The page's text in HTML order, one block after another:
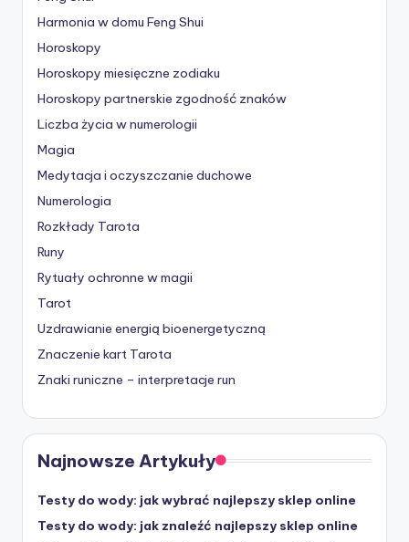
Harmonia w domu Feng Shui
Horoskopy
Horoskopy miesięczne zodiaku
Horoskopy partnerskie zgodność znaków
Liczba życia w numerologii
Magia
Medytacja i oczyszczanie duchowe
Numerologia
Rozkłady Tarota
Runy
Rytuały ochronne w magii
Tarot
Uzdrawianie energią bioenergetyczną
Znaczenie kart Tarota
Znaki runiczne – interpretacje run
Najnowsze Artykuły
Testy do wody: jak wybrać najlepszy sklep online
Testy do wody: jak znaleźć najlepszy sklep online